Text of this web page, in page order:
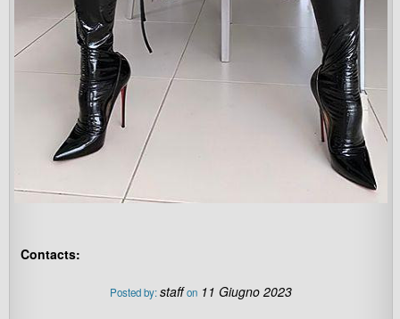
Contacts:
Posted by:staff on 11 Giugno 2023